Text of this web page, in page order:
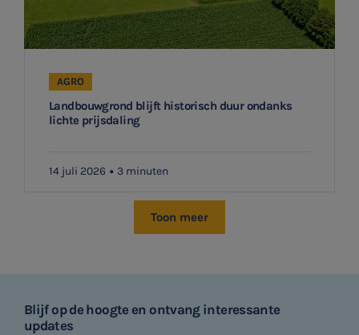
Landbouwgrond blijft historisch duur ondanks
lichte prijsdaling
AGRO
14 juli 2026 3 minuten
Toon meer
Blijf op de hoogte en ontvang interessante
updates